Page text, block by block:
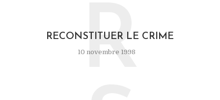
RECONSTITUER LE CRIME
10 novembre 1998
R